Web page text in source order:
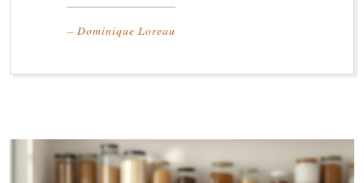
– Dominique Loreau